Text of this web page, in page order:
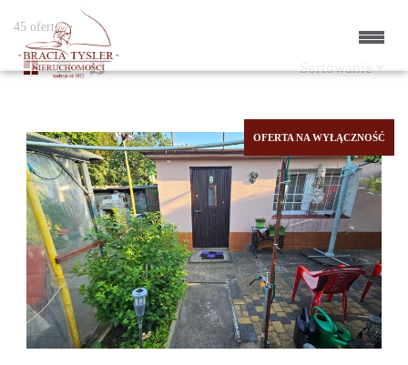
45 ofert
Sortowanie
OFERTA NA WYŁĄCZNOŚĆ